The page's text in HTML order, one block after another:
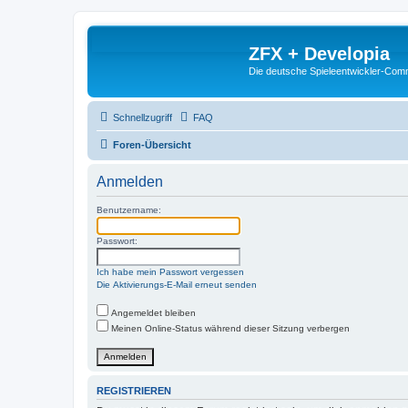
ZFX + Developia
Die deutsche Spieleentwickler-
Schnellzugriff FAQ
Foren-Übersicht
Anmelden
Benutzername:
Passwort:
Ich habe mein Passwort vergessen
Die Aktivierungs-E-Mail erneut senden
Angemeldet bleiben
Meinen Online-Status während dieser Sitzung verbergen
REGISTRIEREN